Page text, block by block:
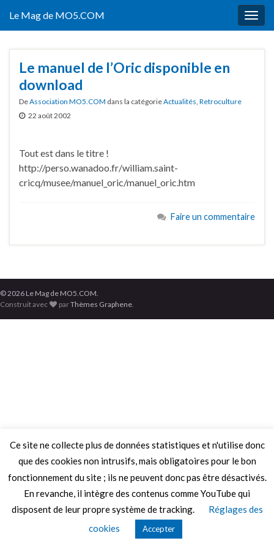
Le Mag de MO5.COM
Le manuel de l’Oric disponible en
download
DeAssociation MO5.COM dans la catégorieActualités, Retroculture
22 août 2002
Tout est dans le titre !
http://perso.wanadoo.fr/william.saint-
cricq/musee/manuel_oric/manuel_oric.htm
Faire un commentaire
© 2026 Le Mag de MO5.COM.
Construit avec
parThèmes Graphene
Ce site ne collecte plus de données statistiques et n'utilise donc
que des cookies non intrusifs, mais obligatoires pour le bon
fonctionnement du site ; ils ne peuvent donc pas être désactivés.
En revanche, il intègre des contenus comme YouTube qui
disposent de leur propre système de tracking.
Réglages des
cookies
Accepter